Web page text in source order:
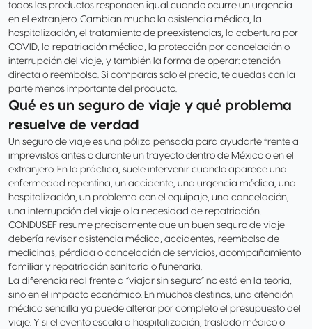
todos los productos responden igual cuando ocurre un urgencia
en el extranjero. Cambian mucho la asistencia médica, la
hospitalización, el tratamiento de preexistencias, la cobertura por
COVID, la repatriación médica, la protección por cancelación o
interrupción del viaje, y también la forma de operar: atención
directa o reembolso. Si comparas solo el precio, te quedas con la
parte menos importante del producto.
Qué es un seguro de viaje y qué problema
resuelve de verdad
Un seguro de viaje es una póliza pensada para ayudarte frente a
imprevistos antes o durante un trayecto dentro de México o en el
extranjero. En la práctica, suele intervenir cuando aparece una
enfermedad repentina, un accidente, una urgencia médica, una
hospitalización, un problema con el equipaje, una cancelación,
una interrupción del viaje o la necesidad de repatriación.
CONDUSEF resume precisamente que un buen seguro de viaje
debería revisar asistencia médica, accidentes, reembolso de
medicinas, pérdida o cancelación de servicios, acompañamiento
familiar y repatriación sanitaria o funeraria.
La diferencia real frente a “viajar sin seguro” no está en la teoría,
sino en el impacto económico. En muchos destinos, una atención
médica sencilla ya puede alterar por completo el presupuesto del
viaje. Y si el evento escala a hospitalización, traslado médico o